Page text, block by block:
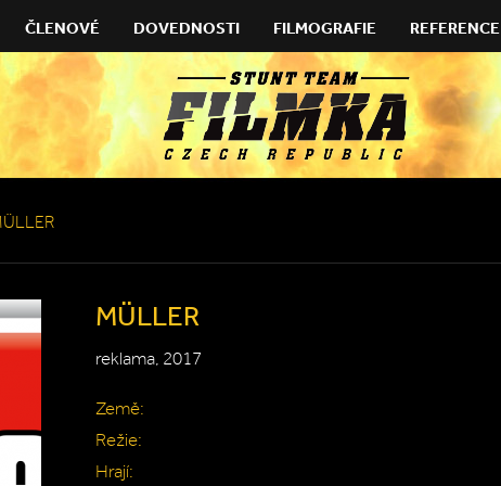
ČLENOVÉ DOVEDNOSTI FILMOGRAFIE REFERENCE
MÜLLER
reklama, 2017
Země:
Režie:
Hrají: